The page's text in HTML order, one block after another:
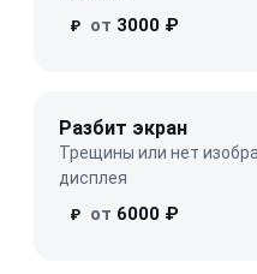
₽ от 3000 ₽
Разбит экран
Трещины или нет
дисплея
₽ от 6000 ₽